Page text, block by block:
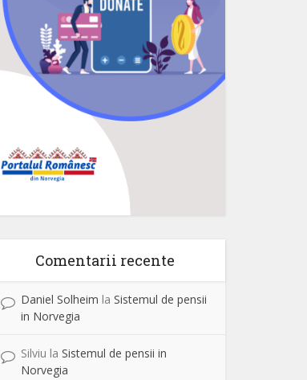
Comentarii recente
Daniel Solheim la Sistemul de pensii
in Norvegia
Silviu la Sistemul de pensii in
Norvegia